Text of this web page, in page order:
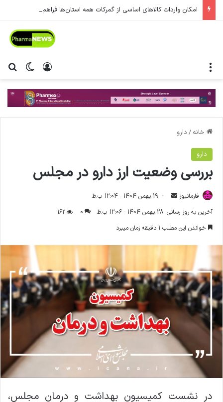
امکان واردات کالاهای اساسی از گمرکات همه استان‌ها فراهم شد.
تغییر ورود
خانه / دارو
دارو
بررسی وضعیت ارز دارو در مجلس
فارمانیوز
ا
ل
ی
م
ی
ل
19 بهمن 1404 - 12:04 ب.ظ
آخرین به روز رسانی: 28 بهمن 1404 - 12:06 ب.ظ
0
162
خواندن این مطلب 1 دقیقه زمان میبرد
در نشست کمیسیون بهداشت و درمان مجلس،